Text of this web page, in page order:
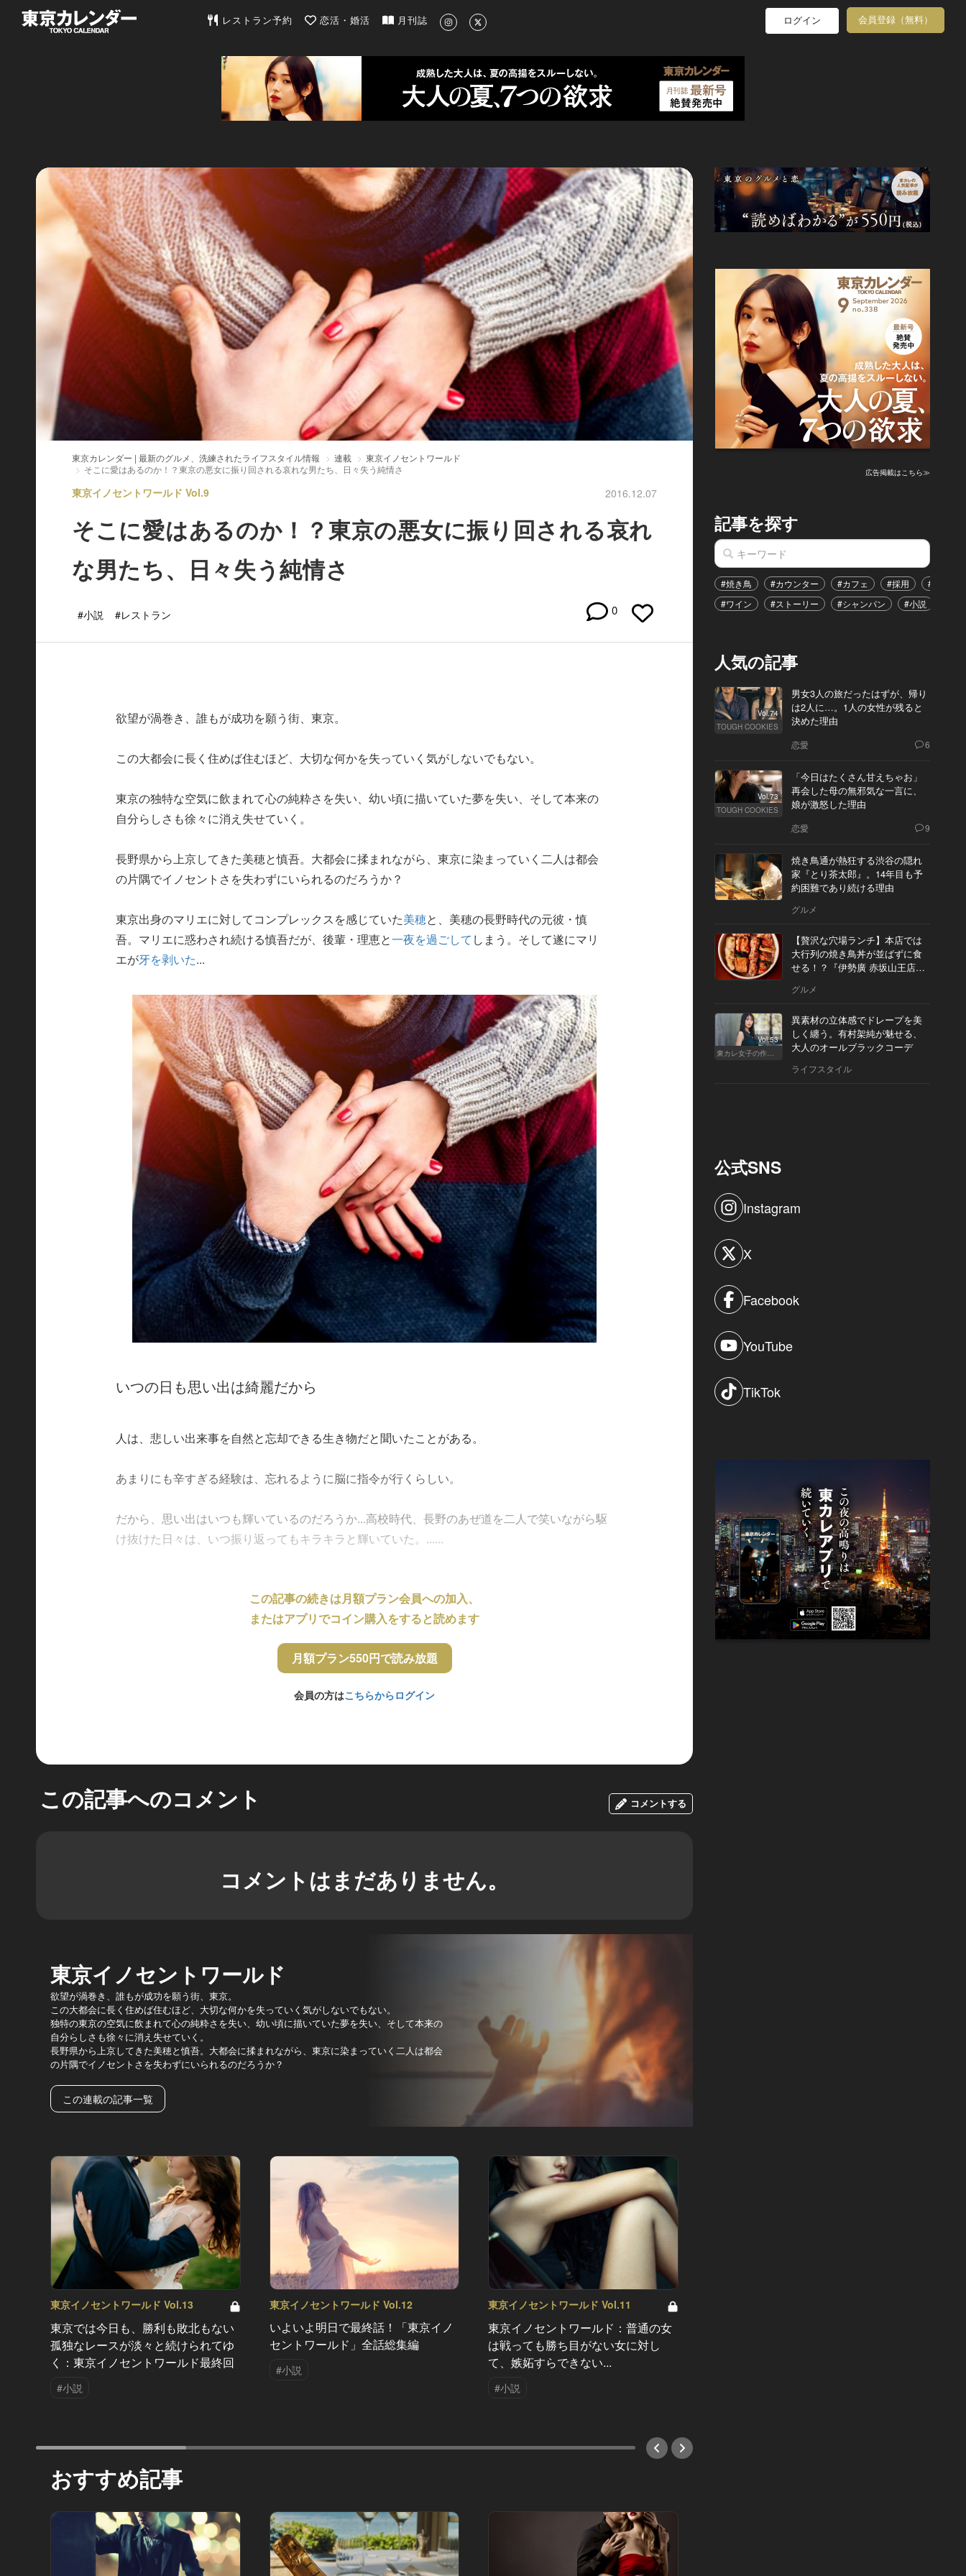
東京カレンダー | 最新のグルメ、洗練されたライフスタイル情報
レストラン予約 恋活・婚活 月刊誌 ログイン 会員登録（無料）
東京カレンダー | 最新のグルメ、洗練されたライフスタイル情報 連載
東京イノセントワールド
そこに愛はあるのか！？東京の悪女に振り回される哀れな男たち、日々失う純情さ
東京イノセントワールド Vol.9 2016.12.07
そこに愛はあるのか！？東京の悪女に振り回される哀れ
な男たち、日々失う純情さ
#小説 #レストラン 0
欲望が渦巻き、誰もが成功を願う街、東京。
この大都会に長く住めば住むほど、大切な何かを失っていく気がしないでもない。
東京の独特な空気に飲まれて心の純粋さを失い、幼い頃に描いていた夢を失い、そして本来の
自分らしさも徐々に消え失せていく。
長野県から上京してきた美穂と慎吾。大都会に揉まれながら、東京に染まっていく二人は都会
の片隅でイノセントさを失わずにいられるのだろうか？
東京出身のマリエに対してコンプレックスを感じていた美穂と、美穂の長野時代の元彼・慎
吾。マリエに惑わされ続ける慎吾だが、後輩・理恵と一夜を過ごして しまう。そして遂にマリ
エが牙を剥いた...
いつの日も思い出は綺麗だから
人は、悲しい出来事を自然と忘却できる生き物だと聞いたことがある。
あまりにも辛すぎる経験は、忘れるように脳に指令が行くらしい。
だから、思い出はいつも輝いているのだろうか...高校時代、長野のあぜ道を二人で笑いながら駆
け抜けた日々は、いつ振り返ってもキラキラと輝いていた。......
この記事の続きは月額プラン会員への加入、
またはアプリでコイン購入をすると読めます
月額プラン550円で読み放題
会員の方はこちらからログイン
この記事へのコメント コメントする
コメントはまだありません。
東京イノセントワールド
欲望が渦巻き、誰もが成功を願う街、東京。
この大都会に長く住めば住むほど、大切な何かを失っていく気がしないでもない。
独特の東京の空気に飲まれて心の純粋さを失い、幼い頃に描いていた夢を失い、そして本来の
自分らしさも徐々に消え失せていく。
長野県から上京してきた美穂と慎吾。大都会に揉まれながら、東京に染まっていく二人は都会
の片隅でイノセントさを失わずにいられるのだろうか？
この連載の記事一覧
東京イノセントワールド Vol.13
東京では今日も、勝利も敗北もない
孤独なレースが淡々と続けられてゆ
く：東京イノセントワールド最終回
#小説
東京イノセントワールド Vol.12
いよいよ明日で最終話！「東京イノ
セントワールド」全話総集編
#小説
東京イノセントワールド Vol.11
東京イノセントワールド：普通の女
は戦っても勝ち目がない女に対し
て、嫉妬すらできない...
#小説
おすすめ記事
広告掲載はこちら≫
記事を探す
#焼き鳥 #カウンター #カフェ #採用
#恋愛
#ワイン
#ストーリー #シャンパン #小説
人気の記事
Vol.74
TOUGH COOKIES
男女3人の旅だったはずが、帰り
は2人に…。1人の女性が残ると
決めた理由
恋愛 6
Vol.73
TOUGH COOKIES
「今日はたくさん甘えちゃお」
再会した母の無邪気な一言に、
娘が激怒した理由
恋愛 9
焼き鳥通が熱狂する渋谷の隠れ
家『とり茶太郎』。14年目も予
約困難であり続ける理由
グルメ
【贅沢な穴場ランチ】本店では
大行列の焼き鳥丼が並ばずに食
せる！？『伊勢廣 赤坂山王店』
グルメ
Vol.53
東カレ女子の作り方
異素材の立体感でドレープを美
しく纏う。有村架純が魅せる、
大人のオールブラックコーデ
ライフスタイル
公式SNS
Instagram
X
Facebook
YouTube
TikTok